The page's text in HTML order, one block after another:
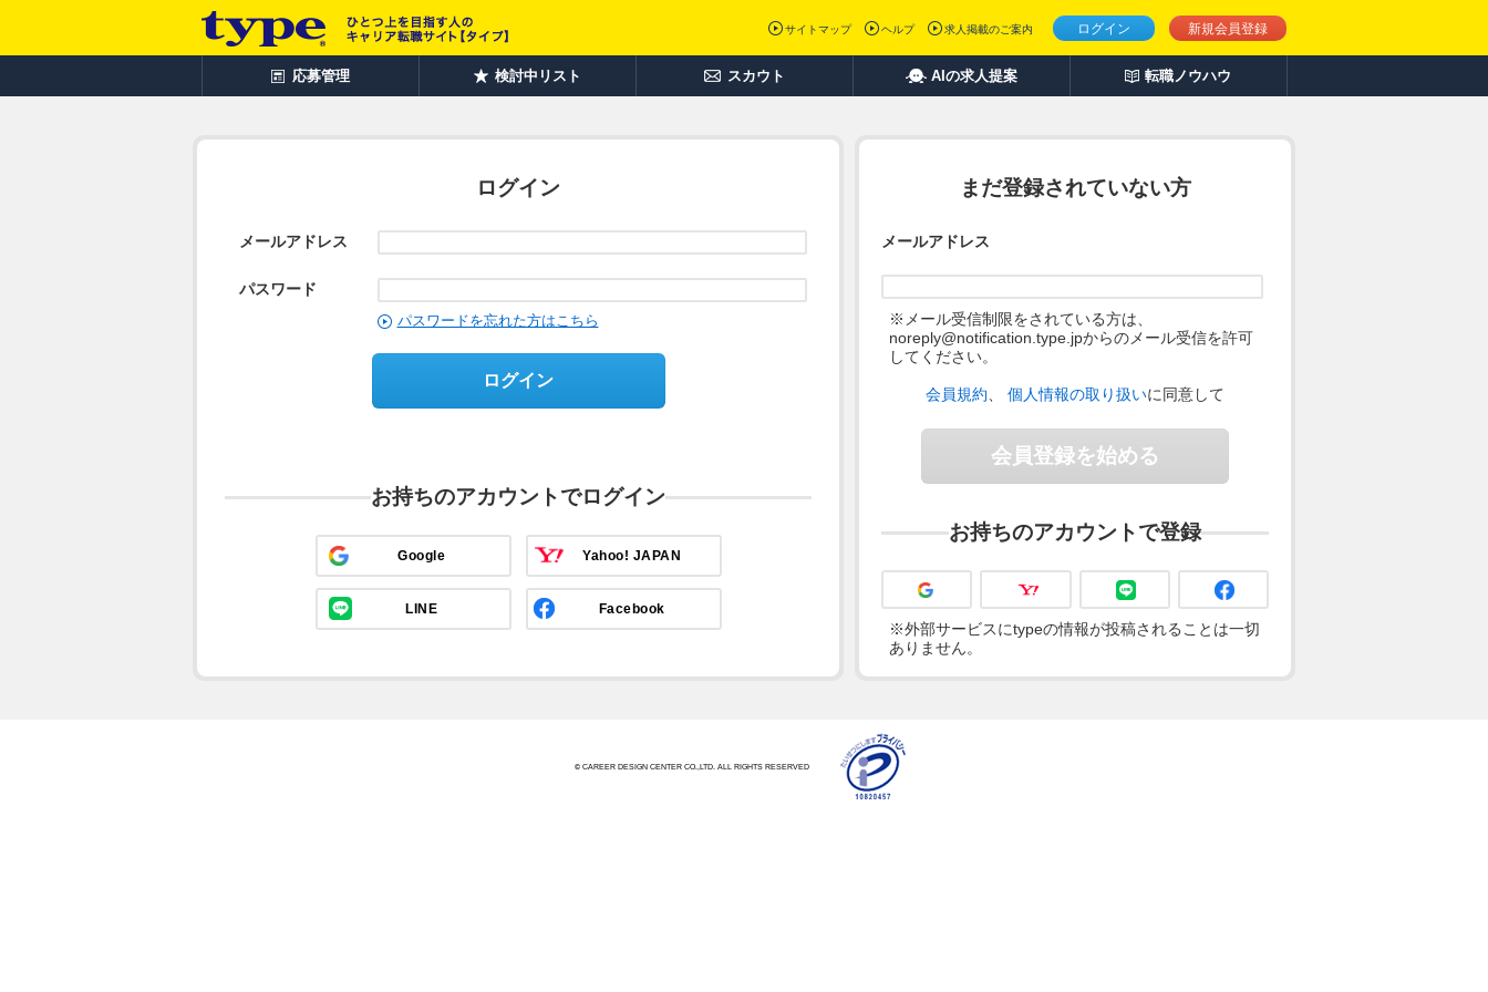
ログイン 新規会員登録
サイトマップ ヘルプ 求人掲載のご案内
応募管理 検討中リスト スカウト AIの求人提案 転職ノウハウ
ログイン
メールアドレス
パスワード
パスワードを忘れた方はこちら
ログイン
お持ちのアカウントでログイン
Google Yahoo! JAPAN
LINE Facebook
まだ登録されていない方
メールアドレス
※メール受信制限をされている方は、
noreply@notification.type.jpからのメール受信を許可
してください。
会員規約 個人情報の取り扱いに同意して
会員登録を始める
お持ちのアカウントで登録
※外部サービスにtypeの情報が投稿されることは一切
ありません。
© CAREER DESIGN CENTER CO.,LTD. ALL RIGHTS RESERVED